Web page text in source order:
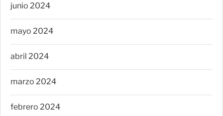
junio 2024
mayo 2024
abril 2024
marzo 2024
febrero 2024